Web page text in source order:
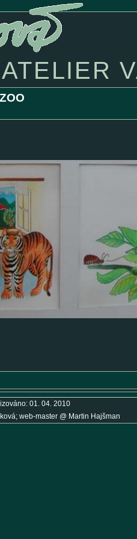
ATELIER
01. 04. 2010
web-master @ Martin Hajšman